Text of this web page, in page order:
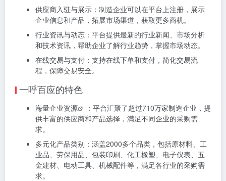
供应商入驻与展示：制造企业可以在平台上注册，展示
企业信息和产品，拓展市场渠道，获取更多商机。
行业资讯与动态：平台提供最新的行业新闻、市场分析
和技术资讯，帮助企业了解行业趋势，掌握市场动态。
在线交易与支付：支持在线下单和支付，简化交易流
程，保障交易安全。
一呼百应的特色
海量企业资源
：平台汇聚了超过710万家制造企业，提
供丰富的供应商和产品选择，满足不同企业的采购需
求。
多元化产品类别：涵盖2000多个品类，包括原材料、工
业品、劳保用品、包装印刷、化工橡塑、电子仪表、五
金建材、电动工具、机械配件等，满足各行业的采购需
求。